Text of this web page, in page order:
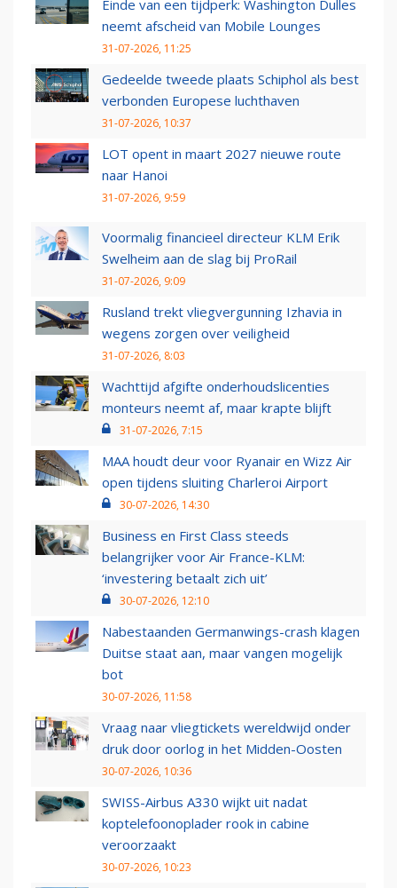
Einde van een tijdperk: Washington Dulles
neemt afscheid van Mobile Lounges
31-07-2026, 11:25
Gedeelde tweede plaats Schiphol als best
verbonden Europese luchthaven
31-07-2026, 10:37
LOT opent in maart 2027 nieuwe route
naar Hanoi
31-07-2026, 9:59
Voormalig financieel directeur KLM Erik
Swelheim aan de slag bij ProRail
31-07-2026, 9:09
Rusland trekt vliegvergunning Izhavia in
wegens zorgen over veiligheid
31-07-2026, 8:03
Wachttijd afgifte onderhoudslicenties
monteurs neemt af, maar krapte blijft
31-07-2026, 7:15
MAA houdt deur voor Ryanair en Wizz Air
open tijdens sluiting Charleroi Airport
30-07-2026, 14:30
Business en First Class steeds
belangrijker voor Air France-KLM:
‘investering betaalt zich uit’
30-07-2026, 12:10
Nabestaanden Germanwings-crash klagen
Duitse staat aan, maar vangen mogelijk
bot
30-07-2026, 11:58
Vraag naar vliegtickets wereldwijd onder
druk door oorlog in het Midden-Oosten
30-07-2026, 10:36
SWISS-Airbus A330 wijkt uit nadat
koptelefoonoplader rook in cabine
veroorzaakt
30-07-2026, 10:23